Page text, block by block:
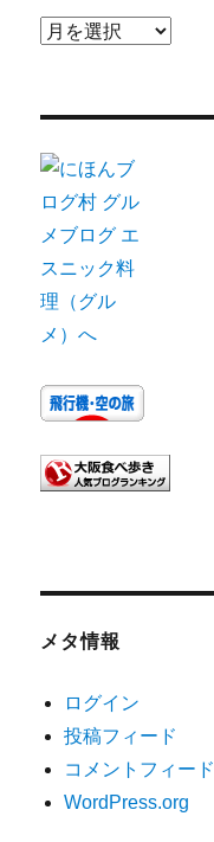
ア
ブ
メタ情報
ログイン
投稿フィード
コメントフィード
WordPress.org